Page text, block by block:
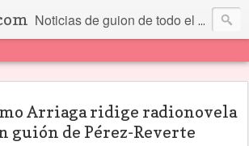
Noticias de guion de todo el mundo... Y más.
Arriaga ridige radionovela
guión de Pérez-Reverte